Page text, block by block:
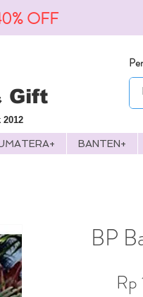
OFF
Gift
2012
BANTEN+
BP